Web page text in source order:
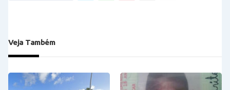
Veja Também